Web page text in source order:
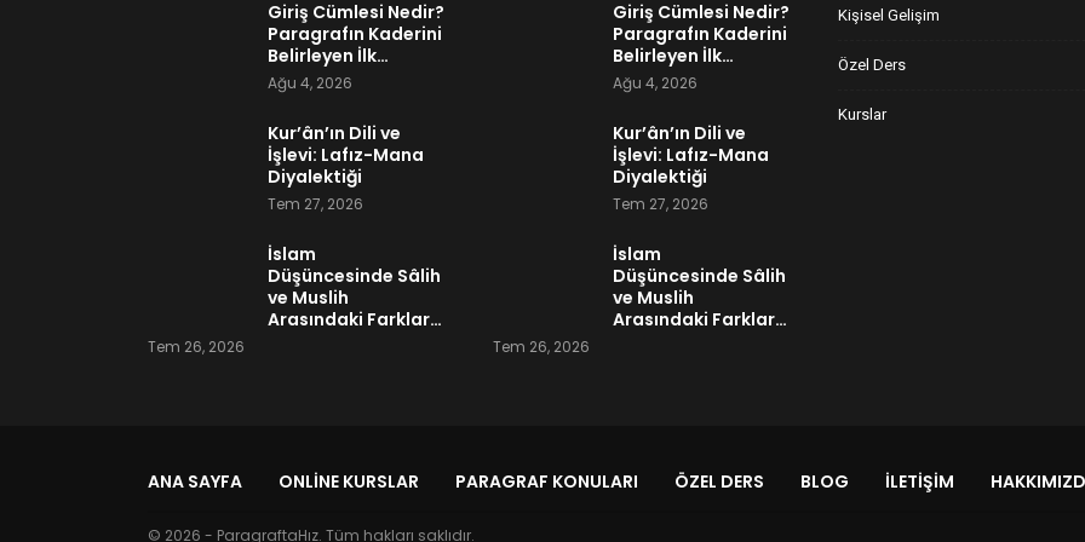
Giriş Cümlesi Nedir?
Paragrafın Kaderini
Belirleyen İlk…
Ağu 4, 2026
Kur’ân’ın Dili ve
İşlevi: Lafız-Mana
Diyalektiği
Tem 27, 2026
İslam
Düşüncesinde Sâlih
ve Muslih
Arasındaki Farklar…
Tem 26, 2026
Giriş Cümlesi Nedir?
Paragrafın Kaderini
Belirleyen İlk…
Ağu 4, 2026
Kur’ân’ın Dili ve
İşlevi: Lafız-Mana
Diyalektiği
Tem 27, 2026
İslam
Düşüncesinde Sâlih
ve Muslih
Arasındaki Farklar…
Tem 26, 2026
Kişisel Gelişim
Özel Ders
Kurslar
ANA SAYFA ONLINE KURSLAR PARAGRAF KONULARI ÖZEL DERS BLOG İLETIŞIM
© 2026 - ParagraftaHız. Tüm hakları saklıdır.